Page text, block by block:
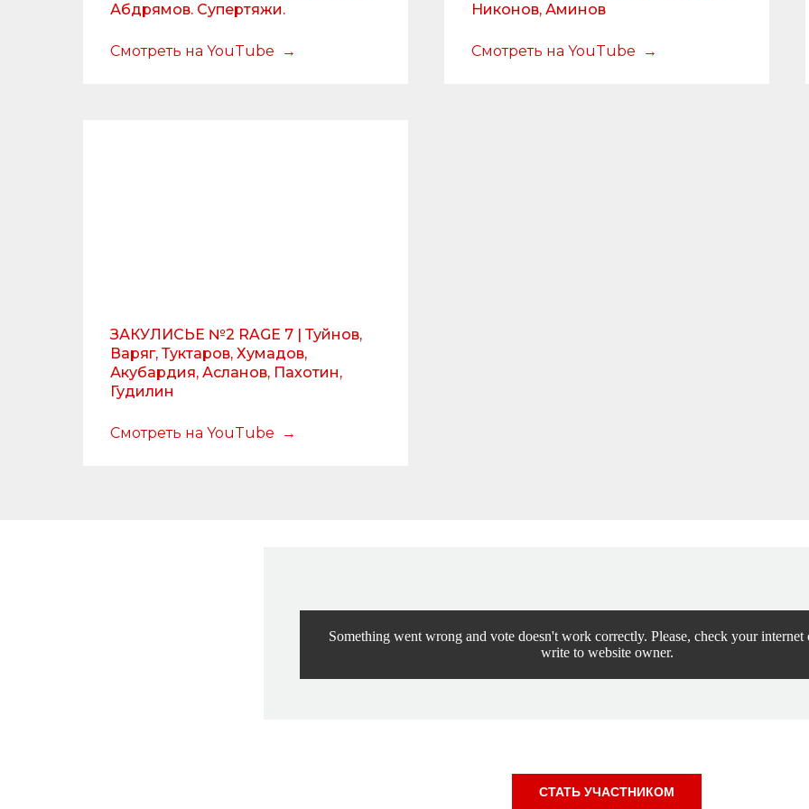
Абдрямов. Супертяжи.
Смотреть на YouTube
Никонов, Аминов
Смотреть на YouTube
ЗАКУЛИСЬЕ №2 RAGE 7 | Туйнов,
Варяг, Туктаров, Хумадов,
Акубардия, Асланов, Пахотин,
Гудилин
Смотреть на YouTube
Something went wrong and vote doesn't work correctly. Please, check your internet
write to website owner.
СТАТЬ УЧАСТНИКОМ